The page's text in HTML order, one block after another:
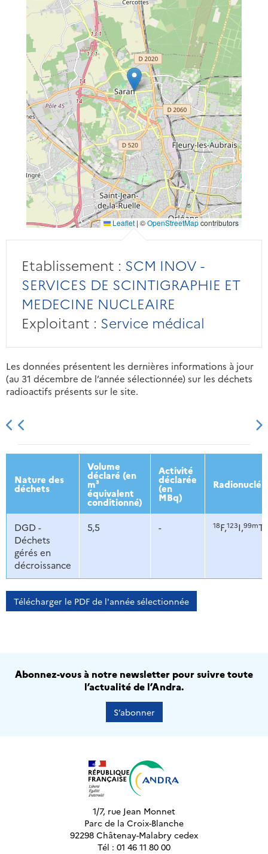
Leaflet | ©OpenStreetMapcontributors
Etablissement : SCM INOV -
SERVICES DE SCINTIGRAPHIE ET
MEDECINE NUCLEAIRE
Exploitant : Service médical
Les données présentent les dernières informations à jour
(au 31 décembre de l’année sélectionnée) sur les déchets
radioactifs présents sur le site.
2013 2014 2015 2016
Nature des
déchets
Volume
déclaré (en
m³
équivalent
conditionné)
Activité
déclarée
(en
MBq)
DGD -
Déchets
gérés en
décroissance
5,5 - 18F,123I,99mTc
Télécharger le PDF de l'année sélectionnée
Abonnez-vous à notre newsletter pour suivre toute
l’actualité de l’Andra.
S’abonner
1/7, rue Jean Monnet
Parc de la Croix-Blanche
92298 Châtenay-Malabry cedex
Tél : 01 46 11 80 00